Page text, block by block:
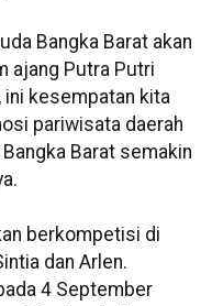
Bangka Barat akan
ajang Putra Putri
ini kesempatan kita
pariwisata daerah
Barat semakin
berkompetisi di
dan Arlen.
4 September